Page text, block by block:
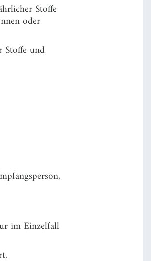
Stoffe
oder
Stoffe und
im Einzelfall